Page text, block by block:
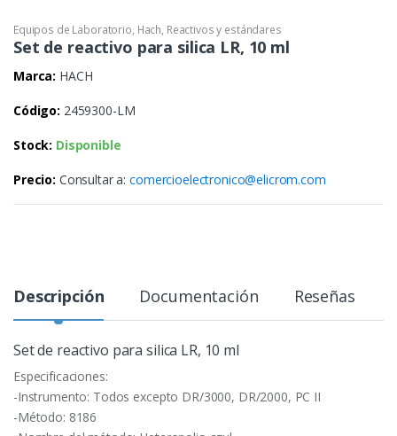
Equipos de Laboratorio, Hach, Reactivos y estándares
Set de reactivo para silica LR, 10 ml
Marca: HACH
Código: 2459300-LM
Stock: Disponible
Precio: Consultar a:comercioelectronico@elicrom.com
Descripción Documentación Reseñas
Set de reactivo para silica LR, 10 ml
Especificaciones:
-Instrumento: Todos excepto DR/3000, DR/2000, PC II
-Método: 8186